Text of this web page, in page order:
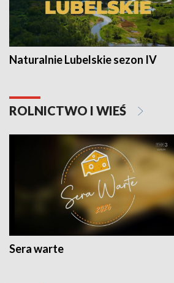
Naturalnie Lubelskie sezon IV
ROLNICTWO I WIEŚ
Sera warte